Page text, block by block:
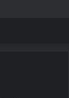
kaybetti